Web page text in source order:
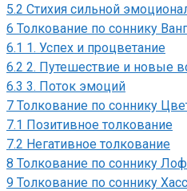
5.2 Стихия сильной
6 Толкование по соннику
6.1 1. Успех и процветание
6.2 2. Путешествие и новые
6.3 3. Поток эмоций
7 Толкование по соннику
7.1 Позитивное толкование
7.2 Негативное толкование
8 Толкование по соннику
9 Толкование по соннику